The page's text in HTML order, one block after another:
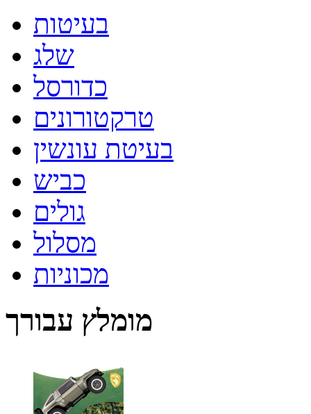
בעיטות
שלג
כדורסל
טרקטורונים
בעיטת עונשין
כביש
גולים
מסלול
מכוניות
מומלץ עבורך